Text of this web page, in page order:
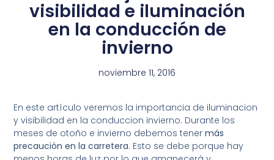
visibilidad e iluminación
en la conducción de
invierno
noviembre 11, 2016
En este artículo veremos la importancia de iluminacion
y visibilidad en la conduccion invierno. Durante los
meses de otoño e invierno debemos tenermás
precaución en la carretera. Esto se debe porque hay